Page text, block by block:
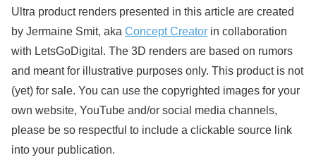
Ultra product renders presented in this article are created
by Jermaine Smit, aka Concept Creator in collaboration
with LetsGoDigital. The 3D renders are based on rumors
and meant for illustrative purposes only. This product is not
(yet) for sale. You can use the copyrighted images for your
own website, YouTube and/or social media channels,
please be so respectful to include a clickable source link
into your publication.